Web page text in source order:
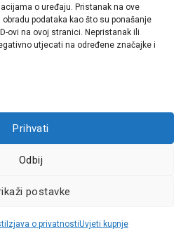
o uređaju. Pristanak na ove
podataka kao što su ponašanje
ovi na ovoj stranici. Nepristanak ili
utjecati na određene značajke i
Prihvati
Odbij
postavke
Izjava o privatnostiUvjeti kupnje
PLINOVA
Call centar
+38513030300